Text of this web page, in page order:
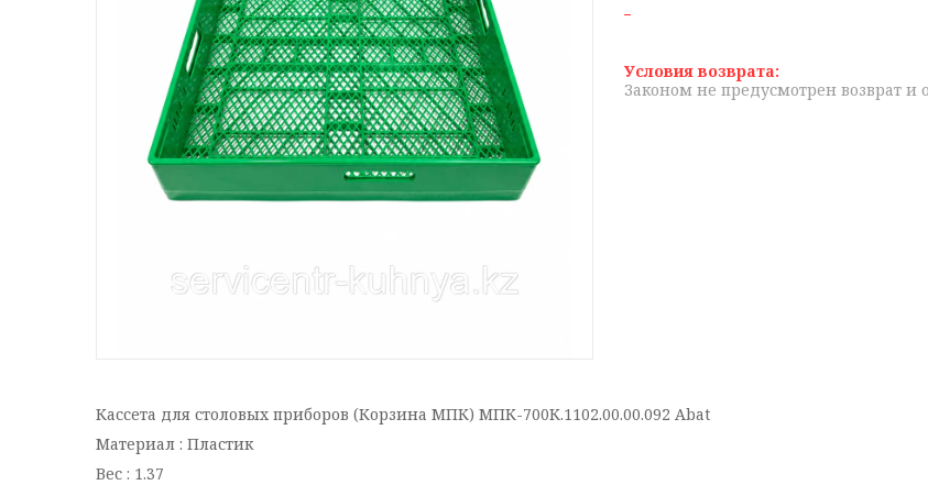
Законом не предусмотрен возврат и
Кассета для столовых приборов (Корзина МПК) МПК-700К.1102.00.00.092 Abat
Материал : Пластик
Вес : 1.37